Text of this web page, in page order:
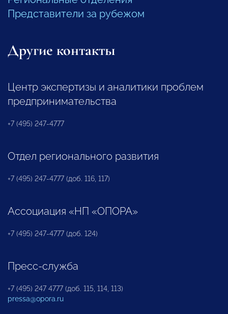
Представители за рубежом
Другие контакты
Центр экспертизы и аналитики проблем
предпринимательства
+7 (495) 247-4777
Отдел регионального развития
+7 (495) 247-4777 (доб. 116, 117)
Ассоциация «НП «ОПОРА»
+7 (495) 247-4777 (доб. 124)
Пресс-служба
+7 (495) 247 4777 (доб. 115, 114, 113)
pressa@opora.ru